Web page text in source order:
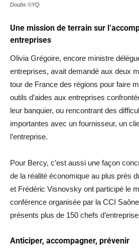
Doubs ©YQ
Une mission de terrain sur
entreprises
Olivia Grégoire, encore ministre
entreprises, avait demandé aux deux
tour de France des régions pour faire
outils d’aides aux entreprises
leur banquier, ou rencontrant des
importantes avec un fournisseur, un
l’entreprise.
Pour Bercy, c’est aussi une façon
de la réalité économique au plus près
et Frédéric Visnovsky ont participé le
conférence organisée par la CCI
présents plus de 150 chefs
Anticiper, accompagner, prévenir